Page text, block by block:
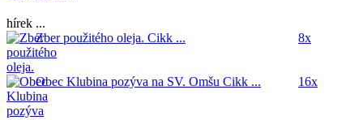
hírek ...
Zber použitého oleja. Cikk ... 8x
Obec Klubina pozýva na SV. Omšu Cikk ... 16x